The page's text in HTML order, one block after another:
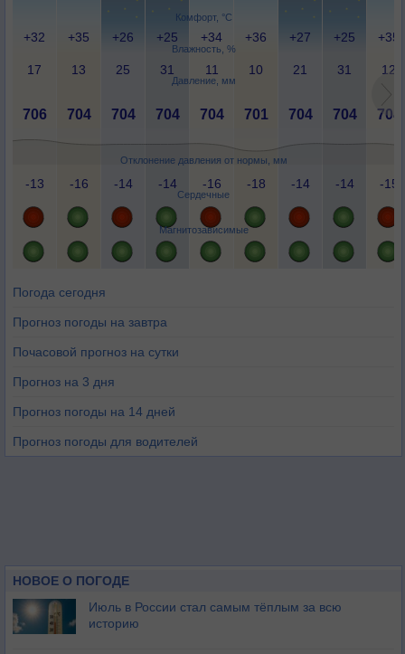
Комфорт, °C
Влажность, %
Давление, мм
Отклонение давления от нормы, мм
Сердечные
Магнитозависимые
+32 +35 +26 +25 +34 +36 +27 +25 +35
17 13 25 31 11 10 21 31 12
706 704 704 704 704 701 704 704 704
-13 -16 -14 -14 -16 -18 -14 -14 -15
Погода сегодня
Прогноз погоды на завтра
Почасовой прогноз на сутки
Прогноз на 3 дня
Прогноз погоды на 14 дней
Прогноз погоды для водителей
НОВОЕ О ПОГОДЕ
Июль в России стал самым тёплым за всю
историю